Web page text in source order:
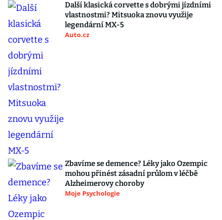
Další klasická corvette s dobrými jízdními
vlastnostmi? Mitsuoka znovu využije
legendární MX-5
Auto.cz
Zbavíme se demence? Léky jako Ozempic
mohou přinést zásadní průlom v léčbě
Alzheimerovy choroby
Moje Psychologie